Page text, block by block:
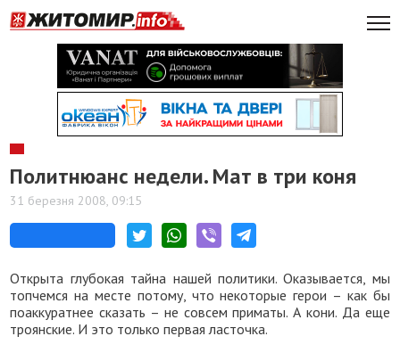
Политнюанс недели. Мат в три коня
31 березня 2008, 09:15
Открыта глубокая тайна нашей политики. Оказывается, мы
топчемся на месте потому, что некоторые герои – как бы
поаккуратнее сказать – не совсем приматы. А кони. Да еще
троянские. И это только первая ласточка.